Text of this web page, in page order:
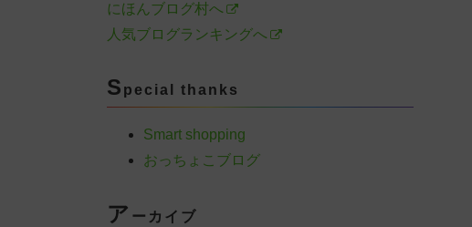
にほんブログ村へ
人気ブログランキングへ
S pecial thanks
Smart shopping
おっちょこブログ
ア ーカイブ